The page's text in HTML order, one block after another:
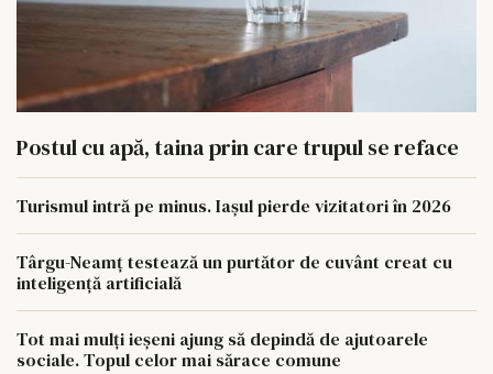
Postul cu apă, taina prin care trupul se reface
Turismul intră pe minus. Iașul pierde vizitatori în 2026
Târgu-Neamț testează un purtător de cuvânt creat cu
inteligență artificială
Tot mai mulți ieșeni ajung să depindă de ajutoarele
sociale. Topul celor mai sărace comune